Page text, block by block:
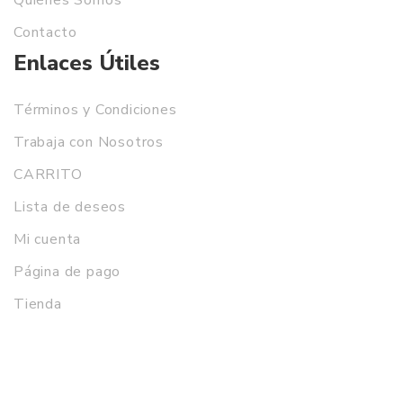
Contacto
Enlaces Útiles
Términos y Condiciones
Trabaja con Nosotros
CARRITO
Lista de deseos
Mi cuenta
Página de pago
Tienda